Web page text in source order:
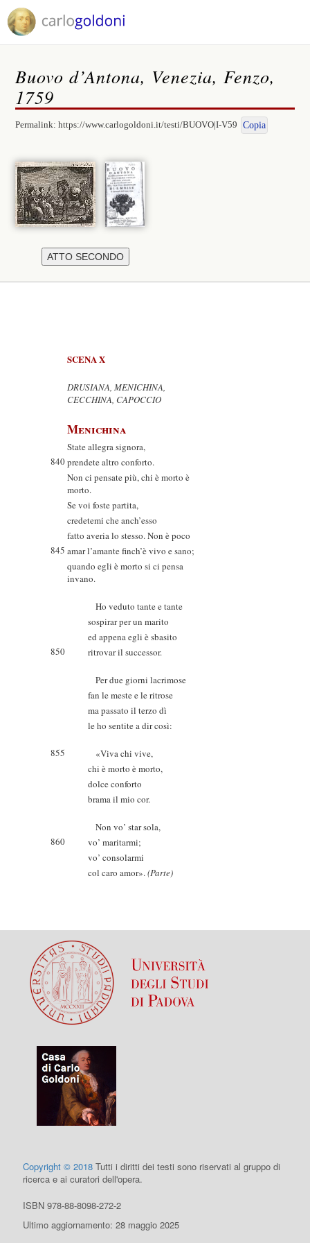
Buovo d’Antona, Venezia, Fenzo,
1759
Permalink:https://www.carlogoldoni.it/testi/BUOVO|I-V59 Copia
SCENA X
DRUSIANA, MENICHINA,
CECCHINA, CAPOCCIO
Menichina
State allegra signora,
840prendete altro conforto.
Non ci pensate più, chi è morto è
morto.
Se voi foste partita,
credetemi che anch’esso
fatto averia lo stesso. Non è poco
845 amar l’amante finch’è vivo e sano;
quando egli è morto si ci pensa
invano.
Ho veduto tante e tante
sospirar per un marito
ed appena egli è sbasito
850
ritrovar il successor.
Per due giorni lacrimose
fan le meste e le ritrose
ma passato il terzo dì
le ho sentite a dir così:
855
«Viva chi vive,
chi è morto è morto,
dolce conforto
brama il mio cor.
Non vo’ star sola,
860
vo’ maritarmi;
vo’ consolarmi
col caro amor».(Parte)
Copyright © 2018 Tutti i diritti dei testi sono riservati al gruppo di
ricerca e ai curatori dell'opera.
ISBN 978-88-8098-272-2
Ultimo aggiornamento: 28 maggio 2025